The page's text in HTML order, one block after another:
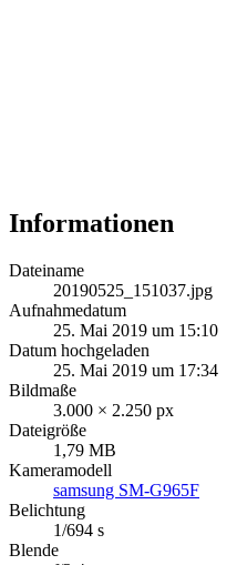
Informationen
Dateiname
20190525_151037.jpg
Aufnahmedatum
25. Mai 2019 um 15:10
Datum hochgeladen
25. Mai 2019 um 17:34
Bildmaße
3.000 × 2.250 px
Dateigröße
1,79 MB
Kameramodell
samsung SM-G965F
Belichtung
1/694 s
Blende